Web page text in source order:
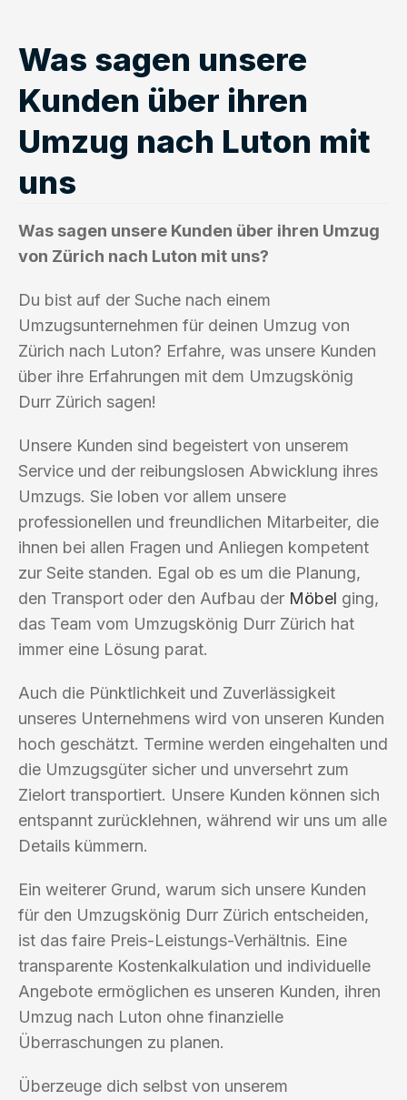
Was sagen unsere
Kunden über ihren
Umzug nach Luton mit
uns
Was sagen unsere Kunden über ihren Umzug
von Zürich nach Luton mit uns?
Du bist auf der Suche nach einem
Umzugsunternehmen für deinen Umzug von
Zürich nach Luton? Erfahre, was unsere Kunden
über ihre Erfahrungen mit dem Umzugskönig
Durr Zürich sagen!
Unsere Kunden sind begeistert von unserem
Service und der reibungslosen Abwicklung ihres
Umzugs. Sie loben vor allem unsere
professionellen und freundlichen Mitarbeiter, die
ihnen bei allen Fragen und Anliegen kompetent
zur Seite standen. Egal ob es um die Planung,
den Transport oder den Aufbau der Möbel ging,
das Team vom Umzugskönig Durr Zürich hat
immer eine Lösung parat.
Auch die Pünktlichkeit und Zuverlässigkeit
unseres Unternehmens wird von unseren Kunden
hoch geschätzt. Termine werden eingehalten und
die Umzugsgüter sicher und unversehrt zum
Zielort transportiert. Unsere Kunden können sich
entspannt zurücklehnen, während wir uns um alle
Details kümmern.
Ein weiterer Grund, warum sich unsere Kunden
für den Umzugskönig Durr Zürich entscheiden,
ist das faire Preis-Leistungs-Verhältnis. Eine
transparente Kostenkalkulation und individuelle
Angebote ermöglichen es unseren Kunden, ihren
Umzug nach Luton ohne finanzielle
Überraschungen zu planen.
Überzeuge dich selbst von unserem